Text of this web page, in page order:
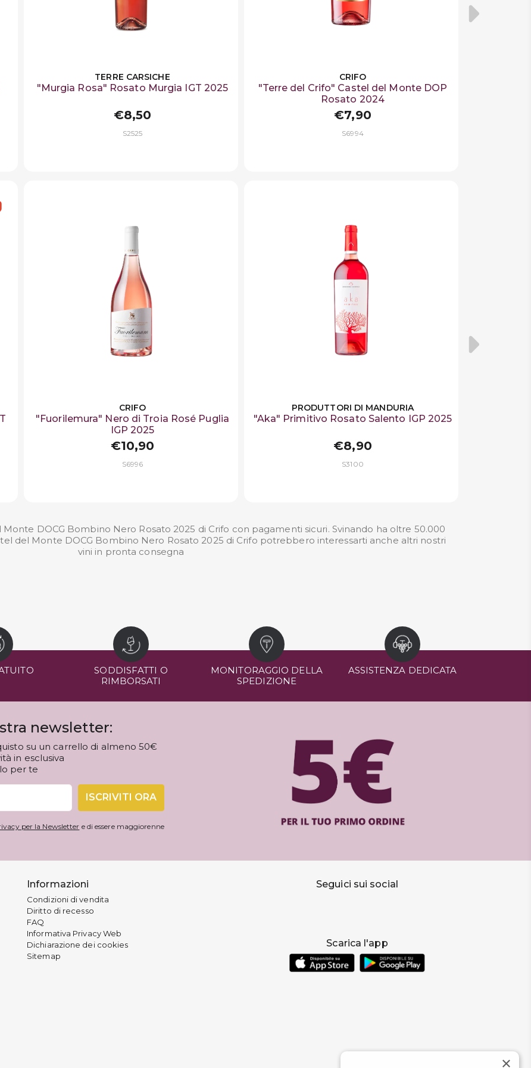
TERRE CARSICHE
"Murgia Rosa" Rosato Murgia IGT 2025
€8,50
S2525
CRIFO
"Terre del Crifo" Castel del Monte DOP
Rosato 2024
€7,90
S6994
CRIFO
"Fuorilemura" Nero di Troia Rosé Puglia
IGP 2025
€10,90
S6996
PRODUTTORI DI MANDURIA
"Aka" Primitivo Rosato Salento IGP 2025
€8,90
S3100
DOCG Bombino Nero Rosato 2025 di Crifo con pagamenti sicuri. Svinando ha oltre 50.000
del Monte DOCG Bombino Nero Rosato 2025 di Crifo potrebbero interessarti anche altri nostri
vini in pronta consegna
SODDISFATTI O
RIMBORSATI
MONITORAGGIO DELLA
SPEDIZIONE
ASSISTENZA DEDICATA
newsletter:
su un carrello di almeno 50€
in esclusiva
per te
ISCRIVITI ORA
per la Newsletter e di essere maggiorenne
Informazioni
Condizioni di vendita
Diritto di recesso
FAQ
Informativa Privacy Web
Dichiarazione dei cookies
Sitemap
Seguici sui social
Scarica l'app
×